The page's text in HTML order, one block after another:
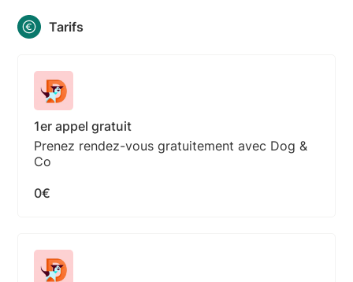
Tarifs
1er appel gratuit
Prenez rendez-vous gratuitement avec Dog &
Co
0€